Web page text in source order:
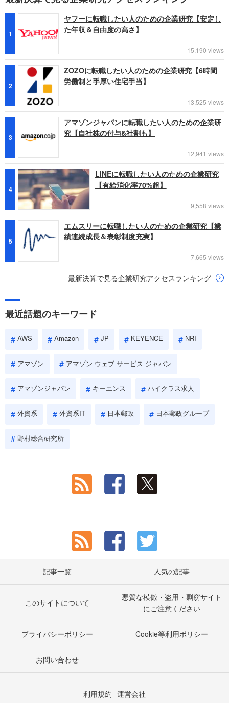
1
ヤフーに転職したい人のための企業研究【安定し
た年収＆自由度の高さ】
15,190 views
2
ZOZOに転職したい人のための企業研究【6時間
労働制と手厚い住宅手当】
13,525 views
3
アマゾンジャパンに転職したい人のための企業研
究【自社株の付与&社割も】
12,941 views
4
LINEに転職したい人のための企業研究
【有給消化率70%超】
9,558 views
5
エムスリーに転職したい人のための企業研究【業
績連続成長＆表彰制度充実】
7,665 views
最新決算で見る企業研究アクセスランキング
最近話題のキーワード
AWS Amazon JP KEYENCE NRI
アマゾン アマゾン ウェブ サービス ジャパン
アマゾンジャパン キーエンス ハイクラス求人
外資系 外資系IT 日本郵政 日本郵政グループ
野村総合研究所
記事一覧 人気の記事
このサイトについて
悪質な模倣・盗用・剽窃サイト
にご注意ください
プライバシーポリシー Cookie等利用ポリシー
お問い合わせ
利用規約 運営会社